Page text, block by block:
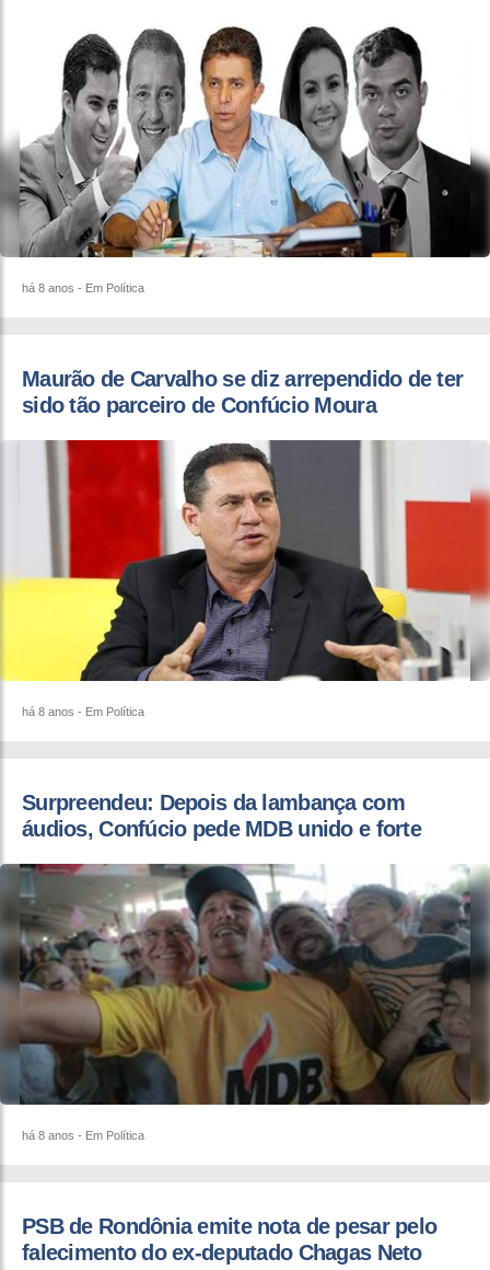
há 8 anos - Em Política
Maurão de Carvalho se diz arrependido de ter
sido tão parceiro de Confúcio Moura
há 8 anos - Em Política
Surpreendeu: Depois da lambança com
áudios, Confúcio pede MDB unido e forte
há 8 anos - Em Política
PSB de Rondônia emite nota de pesar pelo
falecimento do ex-deputado Chagas Neto